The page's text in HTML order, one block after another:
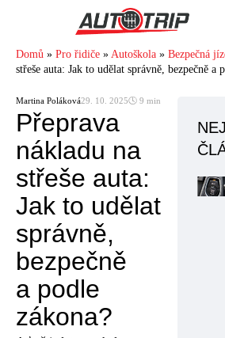
Domů » Pro řidiče » Autoškola » Bezpečná
střeše auta: Jak to udělat správně, bezpečně a
Martina Poláková29. 10. 2025🕓 9 min
Přeprava
nákladu na
střeše auta:
Jak to udělat
správně,
bezpečně
a podle
zákona?